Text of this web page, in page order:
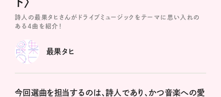
詩人の最果タヒさんがドライブミュージックをテーマに思い入れの
ある4曲を紹介！
最果タヒ
今回選曲を担当するのは、詩人であり、かつ音楽への愛